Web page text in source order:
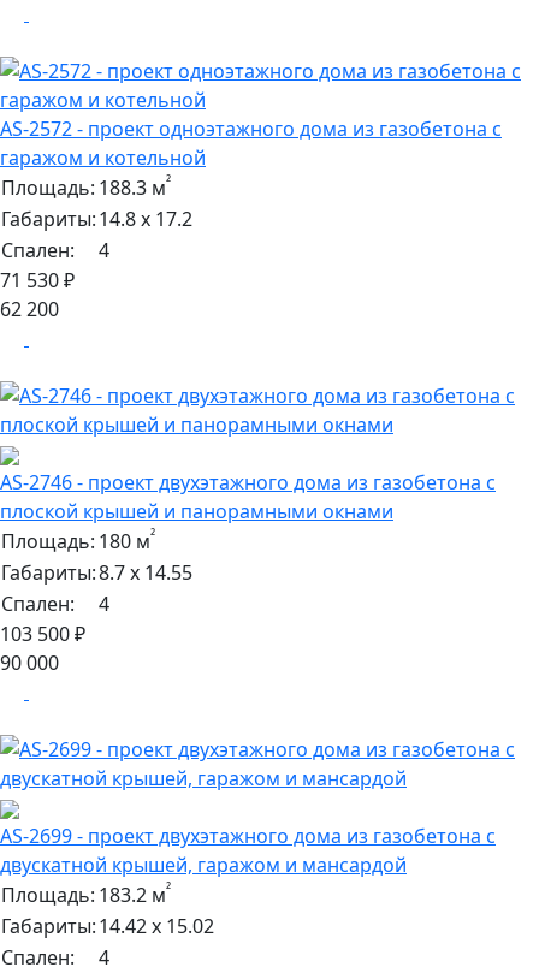
AS-2572 - проект одноэтажного дома из газобетона с
гаражом и котельной
Площадь: 188.3 м²
Габариты:14.8 х 17.2
Спален:
4
71 530 ₽
62 200
AS-2746 - проект двухэтажного дома из газобетона с
плоской крышей и панорамными окнами
Площадь: 180 м²
Габариты:8.7 х 14.55
Спален:
4
103 500 ₽
90 000
AS-2699 - проект двухэтажного дома из газобетона с
двускатной крышей, гаражом и мансардой
Площадь: 183.2 м²
Габариты:14.42 х 15.02
Спален:
4